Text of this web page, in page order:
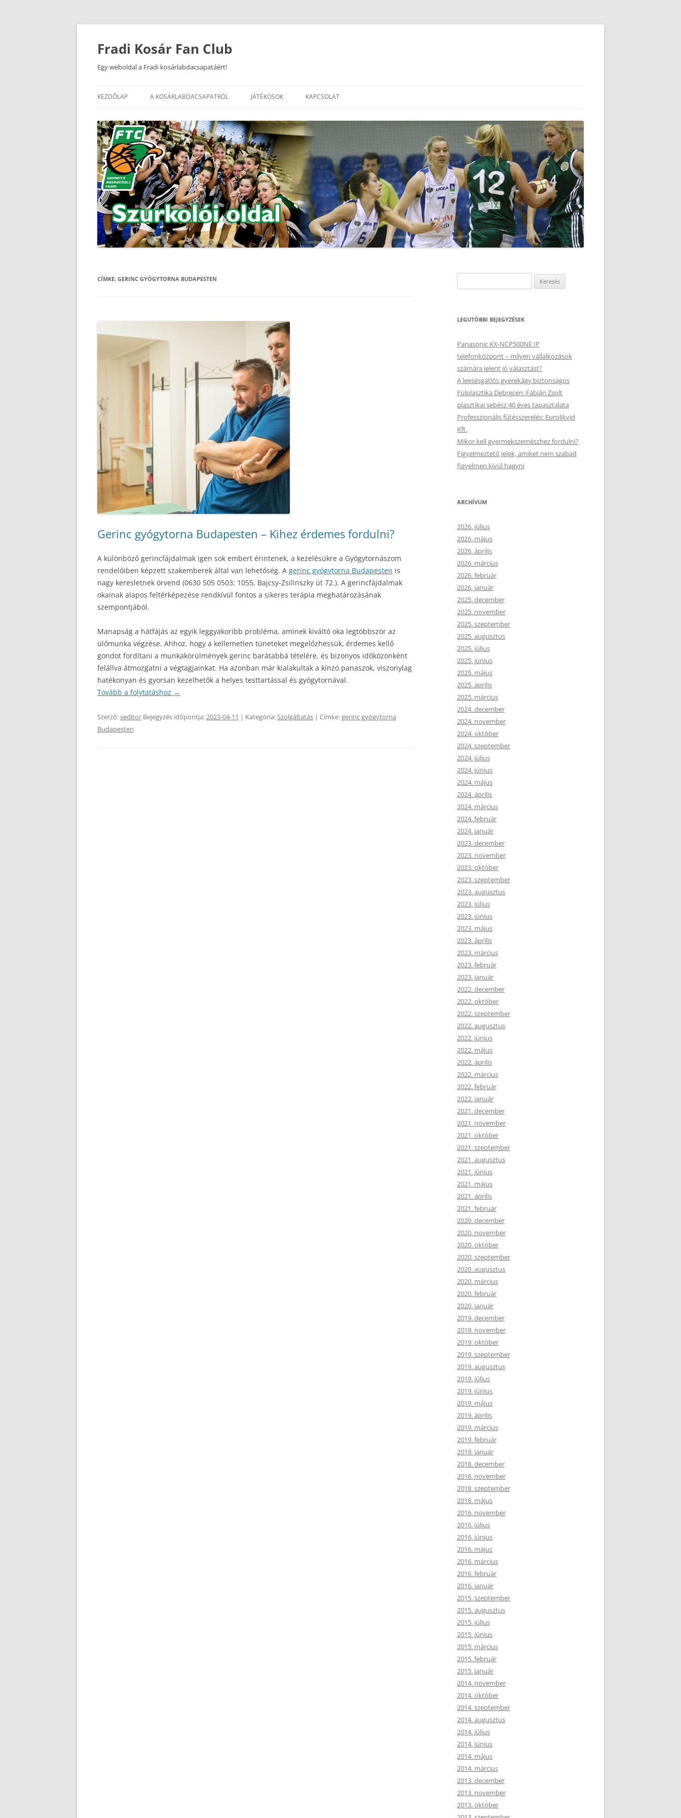
Kilépés
tartalomba
Fradi Kosár Fan Club
Egy weboldal a Fradi kosárlabdacsapatáért!
KEZDŐLAP A KOSÁRLABDACSAPATRÓL JÁTÉKOSOK KAPCSOLAT
CÍMKE: GERINC GYÓGYTORNA BUDAPESTEN
Gerinc gyógytorna Budapesten – Kihez érdemes fordulni?
A különböző gerincfájdalmak igen sok embert érintenek, a kezelésükre a Gyógytornászom
rendelőiben képzett szakemberek által van lehetőség. A gerinc gyógytorna Budapesten is
nagy keresletnek örvend (0630 505 0503; 1055, Bajcsy-Zsilinszky út 72.). A gerincfájdalmak
okainak alapos feltérképezése rendkívül fontos a sikeres terápia meghatározásának
szempontjából.
Manapság a hátfájás az egyik leggyakoribb probléma, aminek kiváltó oka legtöbbször az
ülőmunka végzése. Ahhoz, hogy a kellemetlen tüneteket megelőzhessük, érdemes kellő
gondot fordítani a munkakörülmények gerinc barátabbá tételére, és bizonyos időközönként
felállva átmozgatni a végtagjainkat. Ha azonban már kialakultak a kínzó panaszok, viszonylag
hatékonyan és gyorsan kezelhetők a helyes testtartással és gyógytornával.
Tovább a folytatáshoz →
Szerző:seditor Bejegyzés időpontja:2023-04-11 | Kategória:Szolgáltatás | Címke:gerinc gyógytorna
Budapesten
LEGUTÓBBI BEJEGYZÉSEK
Panasonic KX-NCP500NE IP
telefonközpont – milyen vállalkozások
számára jelent jó választást?
A leesésgátlós gyerekágy biztonságos
Fülplasztika Debrecen: Fábián Zsolt
plasztikai sebész 40 éves tapasztalata
Professzionális fűtésszerelés: Eurolikvid
Kft.
Mikor kell gyermekszemészhez fordulni?
Figyelmeztető jelek, amiket nem szabad
figyelmen kívül hagyni
ARCHÍVUM
2026. július
2026. május
2026. április
2026. március
2026. február
2026. január
2025. december
2025. november
2025. szeptember
2025. augusztus
2025. július
2025. június
2025. május
2025. április
2025. március
2024. december
2024. november
2024. október
2024. szeptember
2024. július
2024. június
2024. május
2024. április
2024. március
2024. február
2024. január
2023. december
2023. november
2023. október
2023. szeptember
2023. augusztus
2023. július
2023. június
2023. május
2023. április
2023. március
2023. február
2023. január
2022. december
2022. október
2022. szeptember
2022. augusztus
2022. június
2022. május
2022. április
2022. március
2022. február
2022. január
2021. december
2021. november
2021. október
2021. szeptember
2021. augusztus
2021. június
2021. május
2021. április
2021. február
2020. december
2020. november
2020. október
2020. szeptember
2020. augusztus
2020. március
2020. február
2020. január
2019. december
2019. november
2019. október
2019. szeptember
2019. augusztus
2019. július
2019. június
2019. május
2019. április
2019. március
2019. február
2019. január
2018. december
2018. november
2018. szeptember
2018. május
2016. november
2016. július
2016. június
2016. május
2016. március
2016. február
2016. január
2015. szeptember
2015. augusztus
2015. július
2015. június
2015. március
2015. február
2015. január
2014. november
2014. október
2014. szeptember
2014. augusztus
2014. július
2014. június
2014. május
2014. március
2013. december
2013. november
2013. október